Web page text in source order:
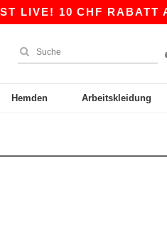
LIVE! 10 CHF RABATT
Hemden Arbeitskleidung